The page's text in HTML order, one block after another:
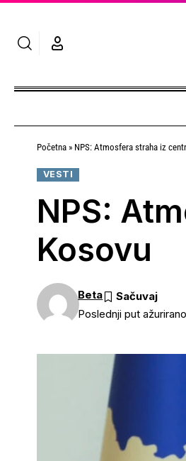
Početna » NPS: Atmosfera straha iz
VESTI
NPS:
Kosovu
Poslednji put
Beta